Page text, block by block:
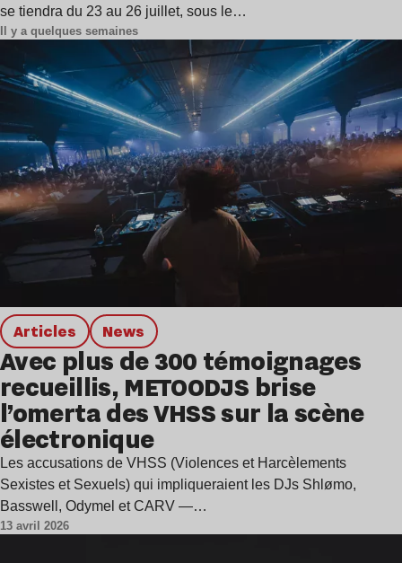
se tiendra du 23 au 26 juillet, sous le…
Il y a quelques semaines
Articles news
Avec plus de 300 témoignages
recueillis, METOODJS brise
l’omerta des VHSS sur la scène
électronique
Les accusations de VHSS (Violences et Harcèlements
Sexistes et Sexuels) qui impliqueraient les DJs Shlømo,
Basswell, Odymel et CARV —…
13 avril 2026